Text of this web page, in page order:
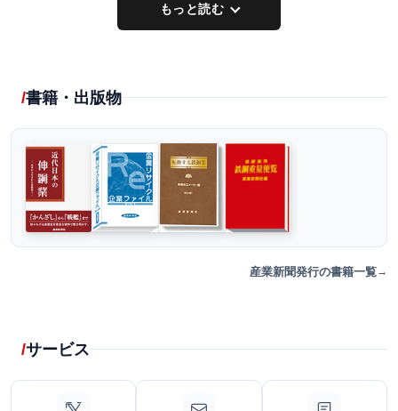
もっと読む
書籍・出版物
産業新聞発行の書籍一覧
サービス